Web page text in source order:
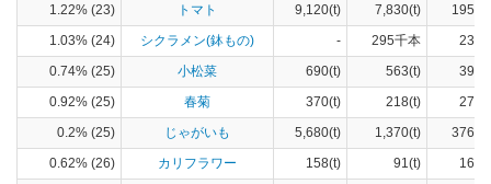
1.22% (23)
トマト 9,120(t) 7,830(t)
1.03% (24)
シクラメン(鉢もの) - 295千本
0.74% (25)
小松菜 690(t) 563(t)
0.92% (25)
春菊 370(t) 218(t)
0.2% (25)
じゃがいも 5,680(t) 1,370(t)
0.62% (26)
カリフラワー 158(t) 91(t)